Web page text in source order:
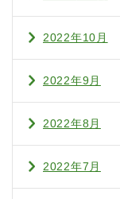
2022年10月
2022年9月
2022年8月
2022年7月